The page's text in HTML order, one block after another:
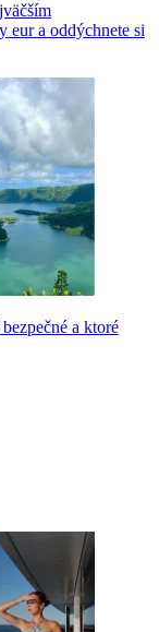
eur a oddýchnete si
a ktoré